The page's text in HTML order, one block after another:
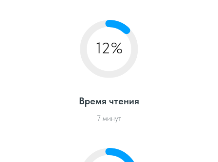
12%
Время чтения
7 минут